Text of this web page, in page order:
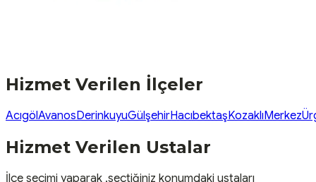
Hizmet Verilen İlçeler
AcıgölAvanosDerinkuyuGülşehirHacıbektaşKozaklıMerkez
Hizmet Verilen Ustalar
İlçe seçimi yaparak ,seçtiğiniz konumdaki ustaları